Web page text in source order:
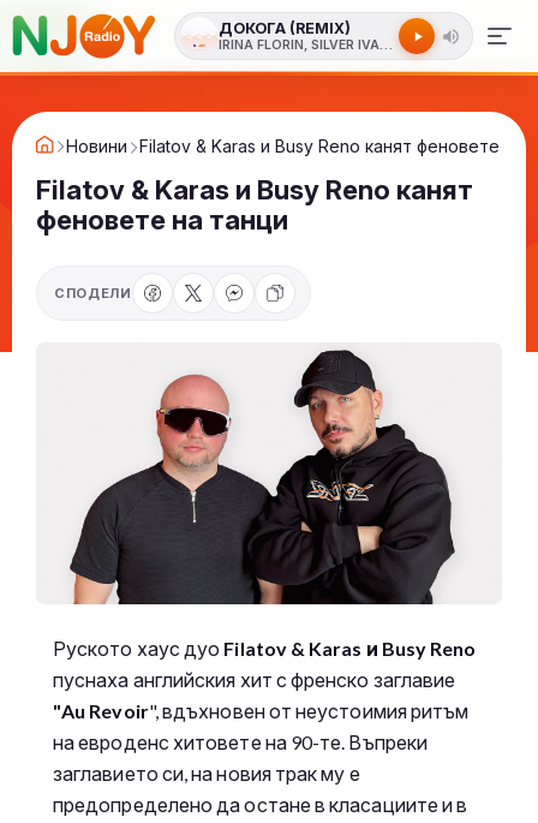
ДОКОГА (REMIX)
IRINA FLORIN, SILVER IVANOV
Новини Filatov & Karas и Busy Reno канят феновете на
Filatov & Karas и Busy Reno канят
феновете на танци
СПОДЕЛИ
Руското хаус дуо Filatov & Karas и Busy Reno
пуснаха английския хит с френско заглавие
"Au Revoir", вдъхновен от неустоимия ритъм
на евроденс хитовете на 90-те. Въпреки
заглавието си, на новия трак му е
предопределено да остане в класациите и в